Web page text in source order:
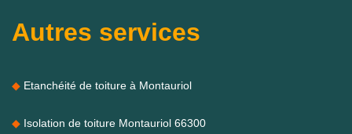
Autres services
Etanchéité de toiture à Montauriol
Isolation de toiture Montauriol 66300